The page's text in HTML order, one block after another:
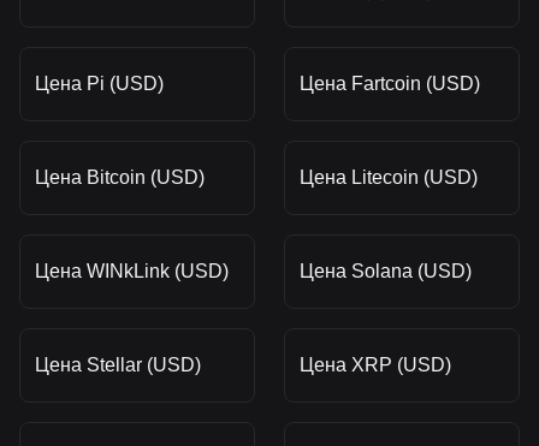
Цена Pi (USD) Цена Fartcoin (USD)
Цена Bitcoin (USD) Цена Litecoin (USD)
Цена WINkLink (USD) Цена Solana (USD)
Цена Stellar (USD) Цена XRP (USD)